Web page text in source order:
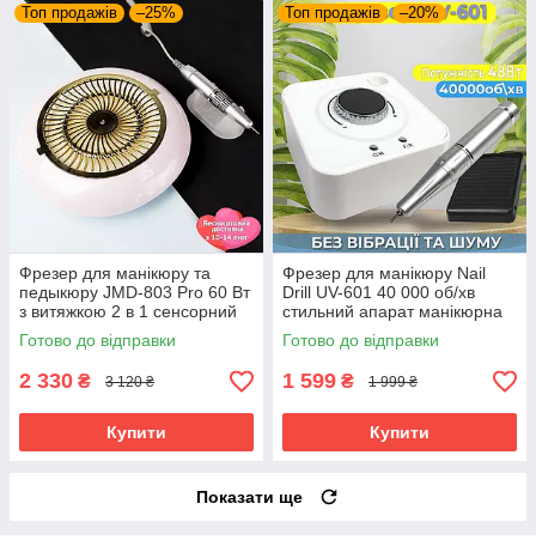
Топ продажів –25%
Фрезер для манікюру та
педыкюру JMD-803 Pro 60 Вт
з витяжкою 2 в 1 сенсорний
манікюрний апарат для
зняття гель лаку з фрезами
Готово до відправки
2 330 ₴ 3 120 ₴
Купити
Топ продажів –20%
Фрезер для манікюру Nail
Drill UV-601 40 000 об/хв
стильний апарат манікюрна
машинка для нігтів
Готово до відправки
1 599 ₴ 1 999 ₴
Купити
Показати ще